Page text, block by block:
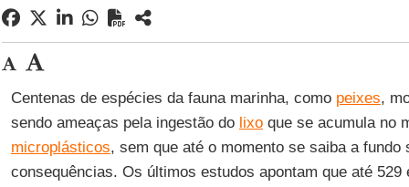
Centenas de espécies da fauna marinha, como peixes,
sendo ameaças pela ingestão do lixoque se acumula no
microplásticos, sem que até o momento se saiba a fundo
consequências. Os últimos estudos apontam que até